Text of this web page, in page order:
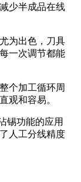
少半成品在线
为出色，刀具
一次调节都能
个加工循环周
观和容易。
锡功能的应用
人工分线精度